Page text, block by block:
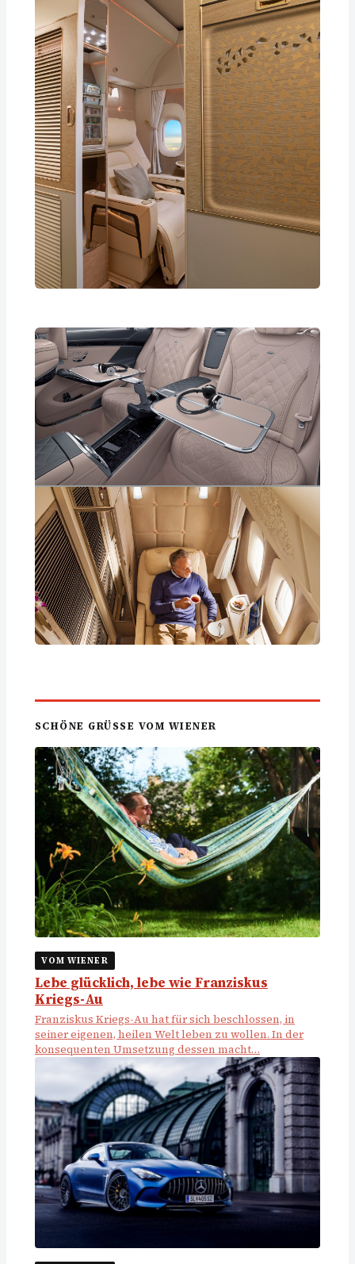
SCHÖNE GRÜSSE VOM WIENER
VOM WIENER
Lebe glücklich, lebe wie Franziskus
Kriegs-Au
Franziskus Kriegs-Au hat für sich beschlossen, in
seiner eigenen, heilen Welt leben zu wollen. In der
konsequenten Umsetzung dessen macht…